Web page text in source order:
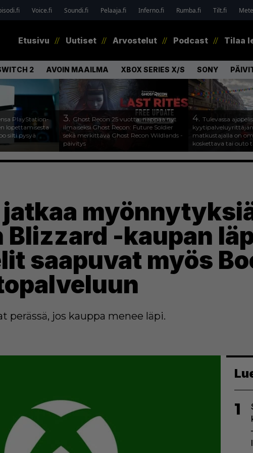
Voice.fi Soundi.fi Pelaaja.fi Inferno.fi Rumba.fi Tilt.fi
Etusivu Uutiset Arvostelut Podcast Tilaa
2 AVOIN MAAILMA XBOX SERIES X/S SONY
PlayStation-
lopettamisesta
silti pysyä
3. Ghost Recon 25 vuotta: nappaa nyt
ilmaiseksi Ghost Recon: Future Soldier
sekä merkittävä Ghost Recon Wildlands -
päivitys
4. Tulevassa
kyytipalveluyrittäjän
matkustajalla on
koskettava tai outo
-kaupan
saapuvat myös
perässä, jos kauppa menee läpi.
1